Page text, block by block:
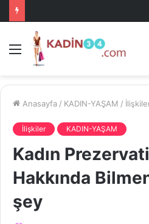
Menü
Anasayfa / KADIN-YAŞAM /
İlişkiler KADIN-YAŞAM
Kadın
Hakkında
şey